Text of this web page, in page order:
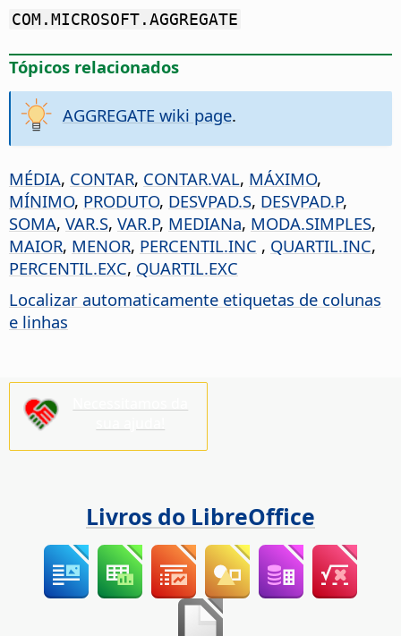
COM.MICROSOFT.AGGREGATE
Tópicos relacionados
AGGREGATE wiki page.
MÉDIA, CONTAR, CONTAR.VAL, MÁXIMO,
MÍNIMO, PRODUTO, DESVPAD.S, DESVPAD.P,
SOMA, VAR.S, VAR.P, MEDIANa, MODA.SIMPLES,
MAIOR, MENOR, PERCENTIL.INC , QUARTIL.INC,
PERCENTIL.EXC, QUARTIL.EXC
Localizar automaticamente etiquetas de colunas
e linhas
Livros do LibreOffice